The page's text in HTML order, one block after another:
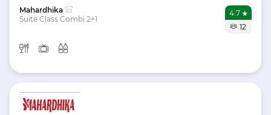
Mahardhika
Suite Class Combi 2+1
4.7
12